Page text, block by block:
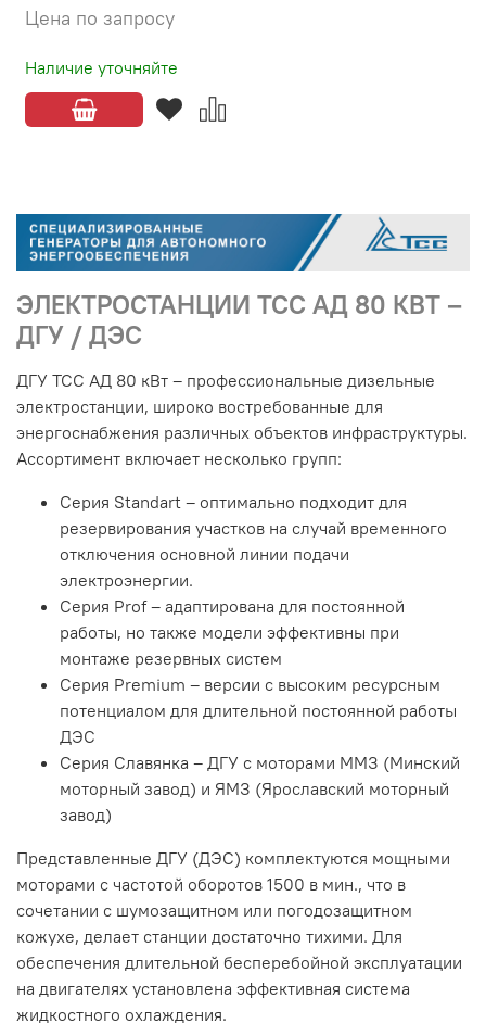
Наличие уточняйте
Цена по запросу
ЭЛЕКТРОСТАНЦИИ ТСС АД 80 КВТ –
ДГУ / ДЭС
ДГУ ТСС АД 80 кВт – профессиональные дизельные
электростанции, широко востребованные для
энергоснабжения различных объектов инфраструктуры.
Ассортимент включает несколько групп:
Серия Standart – оптимально подходит для
резервирования участков на случай временного
отключения основной линии подачи
электроэнергии.
Серия Prof – адаптирована для постоянной
работы, но также модели эффективны при
монтаже резервных систем
Серия Premium – версии с высоким ресурсным
потенциалом для длительной постоянной работы
ДЭС
Серия Славянка – ДГУ с моторами ММЗ (Минский
моторный завод) и ЯМЗ (Ярославский моторный
завод)
Представленные ДГУ (ДЭС) комплектуются мощными
моторами с частотой оборотов 1500 в мин., что в
сочетании с шумозащитном или погодозащитном
кожухе, делает станции достаточно тихими. Для
обеспечения длительной бесперебойной эксплуатации
на двигателях установлена эффективная система
жидкостного охлаждения.